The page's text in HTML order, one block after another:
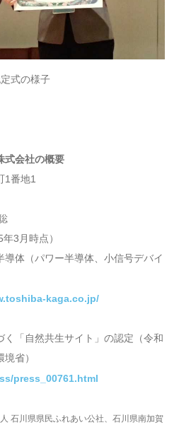
式の様子
式会社の概要
1番地1
3月時点）
体（パワー半導体、小信号デバイ
kaga.co.jp/
「自然共生サイト」の認定（令和
省）
press_00761.html
石川県県民ふれあい公社、石川県南加賀